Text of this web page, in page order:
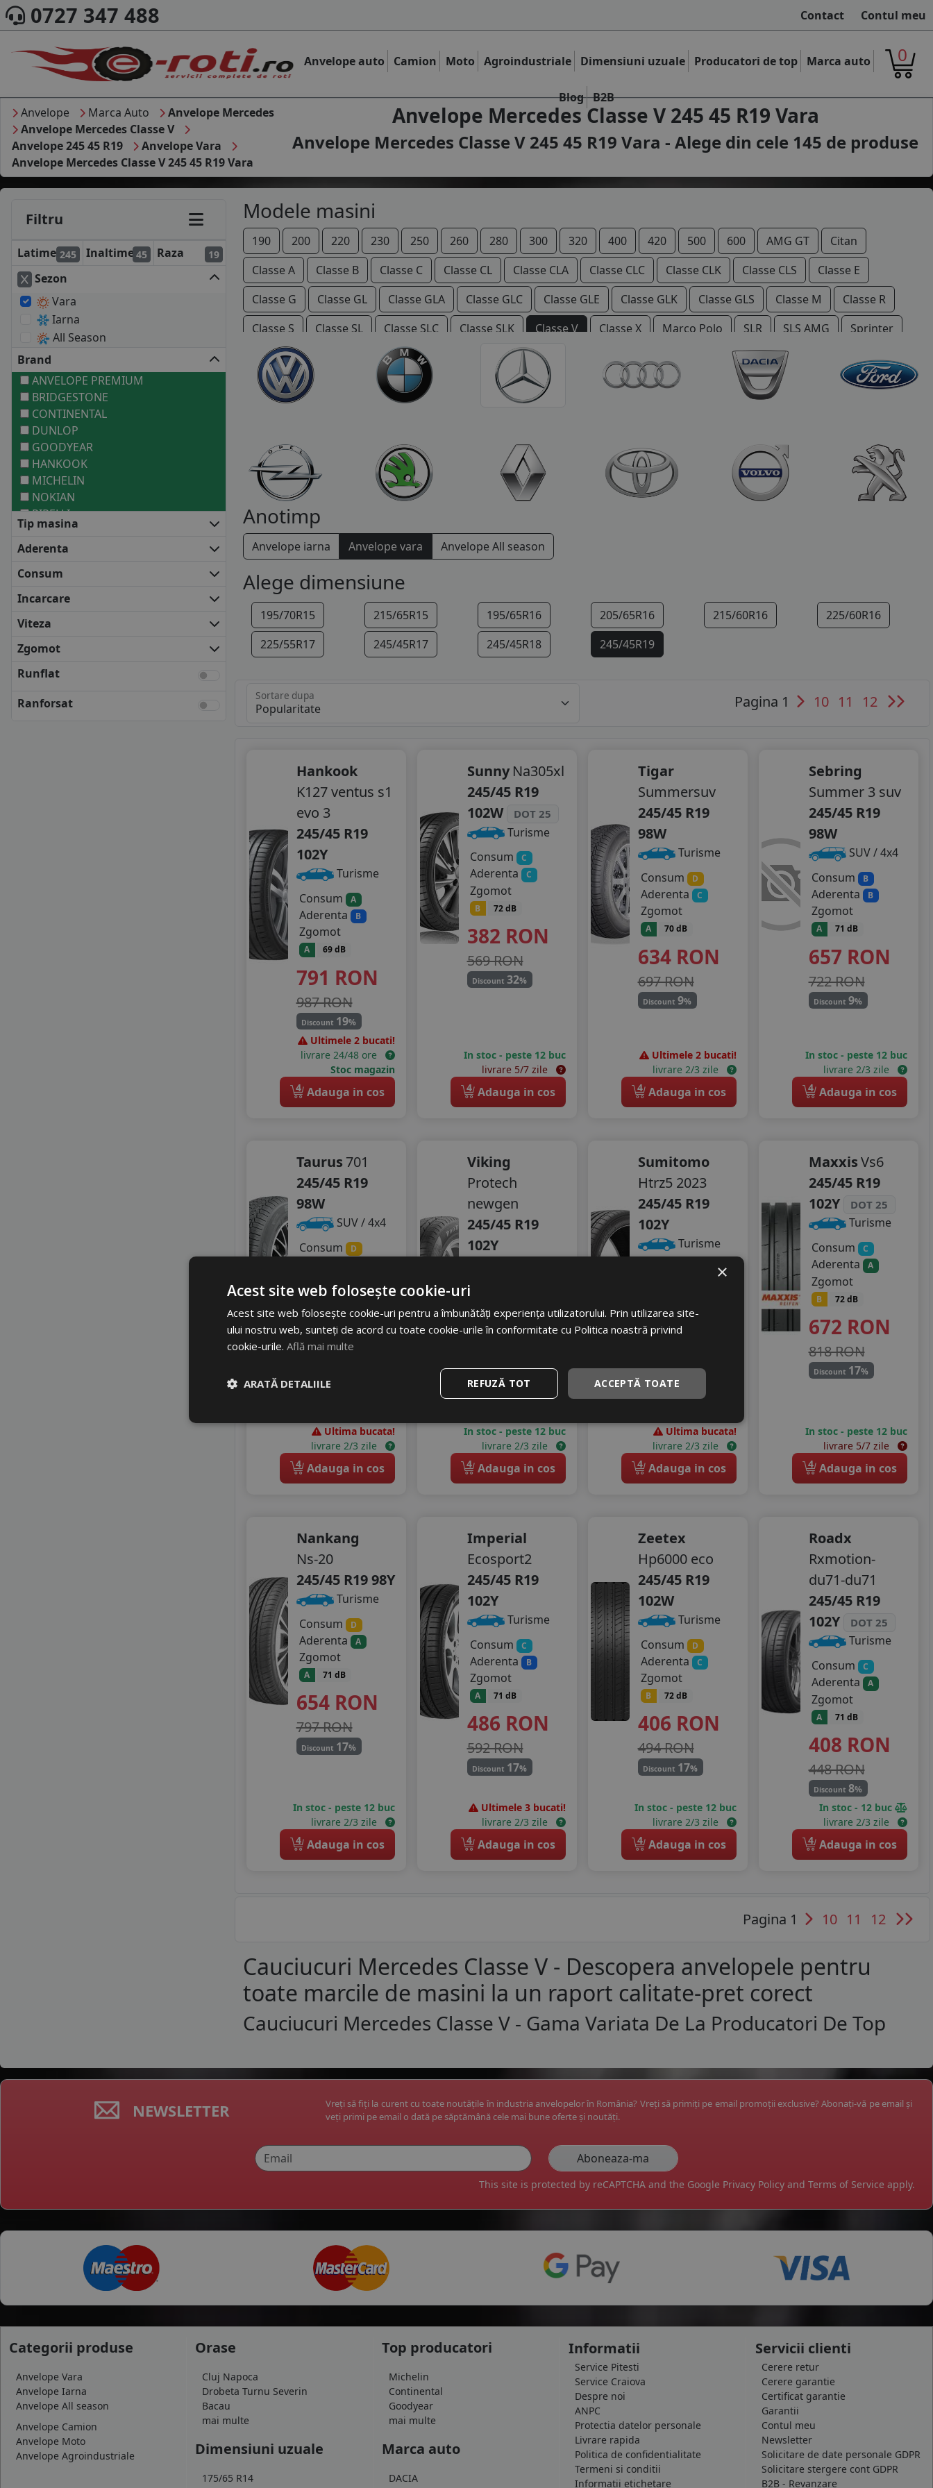
0727 347 488 Contact Contul meu
Anvelope auto Camion Moto Agroindustriale Dimensiuni uzuale Producatori de top Marca auto
Blog B2B
0
Anvelope Marca Auto
Anvelope Mercedes
Anvelope Mercedes Classe V
Anvelope 245 45 R19
Anvelope Vara
Anvelope Mercedes Classe V 245 45 R19 Vara
Anvelope Mercedes Classe V 245 45 R19 Vara
Anvelope Mercedes Classe V 245 45 R19 Vara - Alege din cele 145 de produse
Filtru
Latime 245 Inaltime 45 Raza 19
Sezon
Vara
Iarna
All Season
Brand
ANVELOPE PREMIUM
BRIDGESTONE
CONTINENTAL
DUNLOP
GOODYEAR
HANKOOK
MICHELIN
NOKIAN
PIRELLI
ANVELOPE MEDII
BARUM
DEBICA
FALKEN
KLEBER
KUMHO
NEXEN
SEMPERIT
Tip masina
Aderenta
Consum
Incarcare
Viteza
Zgomot
Runflat
Ranforsat
Modele masini
190 200 220 230 250 260 280 300 320 400 420 500 600 AMG GT
Citan
Classe A
Classe B Classe C Classe CL Classe CLA Classe CLC Classe CLK Classe CLS
Classe E
Classe G
Classe GL Classe GLA Classe GLC Classe GLE Classe GLK Classe GLS Classe M
Classe R
Classe S
Classe SL Classe SLC Classe SLK Classe V Classe X Marco Polo SLR SLS AMG
Sprinter
Vaneo
Vario Viano Vito
Anotimp
Anvelope iarna Anvelope vara Anvelope All season
Alege dimensiune
195/70R15 215/65R15 195/65R16 205/65R16 215/60R16
225/60R16
225/55R17
245/45R17 245/45R18 245/45R19
Sortare dupa Pagina 1 10 11 12
Hankook
K127 ventus s1
evo 3
245/45 R19
102Y
Turisme
Consum
A
Aderenta B
Zgomot
A 69 dB
791 RON
987 RON
Discount 19%
Ultimele 2 bucati!
livrare 24/48 ore
Stoc magazin
4 Adauga in cos
Sunny Na305xl
245/45 R19
102W
DOT 25
Turisme
Consum
C
Aderenta C
Zgomot
B 72 dB
382 RON
569 RON
Discount32%
In stoc - peste 12 buc
livrare 5/7 zile
4 Adauga in cos
Tigar
Summersuv
245/45 R19
98W
Turisme
Consum
D
Aderenta C
Zgomot
A 70 dB
634 RON
697 RON
Discount9%
Ultimele 2 bucati!
livrare 2/3 zile
4 Adauga in cos
Sebring
Summer 3 suv
245/45 R19
98W
SUV / 4x4
Consum
B
Aderenta B
Zgomot
A 71 dB
657 RON
722 RON
Discount9%
In stoc - peste 12 buc
livrare 2/3 zile
4 Adauga in cos
Taurus 701
245/45 R19
98W
SUV / 4x4
Consum
D
A 70 dB
521RON
572 RON
Ultima bucata!
livrare 2/3 zile
4 Adauga in cos
Viking
Protech
newgen
245/45 R19
102Y
Consum
Aderenta
Zgomot
631RON
694 RON
In stoc - peste 12 buc
livrare 2/3 zile
4 Adauga in cos
Sumitomo
Htrz5 2023
245/45 R19
102Y
Turisme
A 70 dB
645 RON
8
Ultima bucata!
livrare 2/3 zile
4 Adauga in cos
MaxxisVs6
245/45 R19
102Y
DOT 25
Turisme
Consum
C
Aderenta A
Zgomot
B 72 dB
672 RON
818 RON
Discount 17%
In stoc - peste 12 buc
livrare 5/7 zile
4 Adauga in cos
Nankang
Ns-20
245/45 R19 98Y
Turisme
Consum
D
Aderenta A
Zgomot
A 71 dB
654 RON
797 RON
Discount 17%
In stoc - peste 12 buc
livrare 2/3 zile
4 Adauga in cos
Imperial
Ecosport2
245/45 R19
102Y
Turisme
Consum
C
Aderenta B
Zgomot
A 71 dB
486 RON
592 RON
Discount 17%
Ultimele 3 bucati!
livrare 2/3 zile
4 Adauga in cos
Zeetex
Hp6000 eco
245/45 R19
102W
Turisme
Consum
D
Aderenta C
Zgomot
B 72 dB
406 RON
494 RON
Discount 17%
In stoc - peste 12 buc
livrare 2/3 zile
4 Adauga in cos
Roadx
Rxmotion-
du71-du71
245/45 R19
102Y
DOT 25
Turisme
Consum
C
Aderenta A
Zgomot
A 71 dB
408 RON
448 RON
Discount8%
In stoc - 12 buc
livrare 2/3 zile
4 Adauga in cos
Pagina 1 10 11 12
Cauciucuri Mercedes Classe V - Descopera anvelopele pentru
toate marcile de masini la un raport calitate-pret corect
Cauciucuri Mercedes Classe V - Gama Variata De La Producatori De Top
NEWSLETTER
Vreți să fiți la curent cu toate noutățile în industria anvelopelor în România? Vreți să primiți pe email promoții exclusive? Abonați-vă pe email și
veți primi pe email o dată pe săptămână cele mai bune oferte și noutăți.
This site is protected by reCAPTCHA and the Google Privacy Policy and Terms of Service apply.
Categorii produse
Anvelope Vara
Anvelope Iarna
Anvelope All season
Anvelope Camion
Anvelope Moto
Anvelope Agroindustriale
Orase
Cluj Napoca
Drobeta Turnu Severin
Bacau
mai multe
Dimensiuni uzuale
175/65 R14
Top producatori
Michelin
Continental
Goodyear
mai multe
Marca auto
DACIA
Informatii
Service Pitesti
Service Craiova
Despre noi
ANPC
Protectia datelor personale
Livrare rapida
Politica de confidentialitate
Termeni si conditii
Informatii etichetare
Servicii clienti
Cerere retur
Cerere garantie
Certificat garantie
Garantii
Contul meu
Newsletter
Solicitare de date personale GDPR
Solicitare stergere cont GDPR
B2B - Revanzare
×
Acest site web folosește cookie-uri
Acest site web folosește cookie-uri pentru a îmbunătăți experiența utilizatorului. Prin utilizarea site-
ului nostru web, sunteți de acord cu toate cookie-urile în conformitate cu Politica noastră privind
cookie-urile. Află mai multe
ACCEPTĂ TOATE
REFUZĂ TOT
ARATĂ DETALIILE